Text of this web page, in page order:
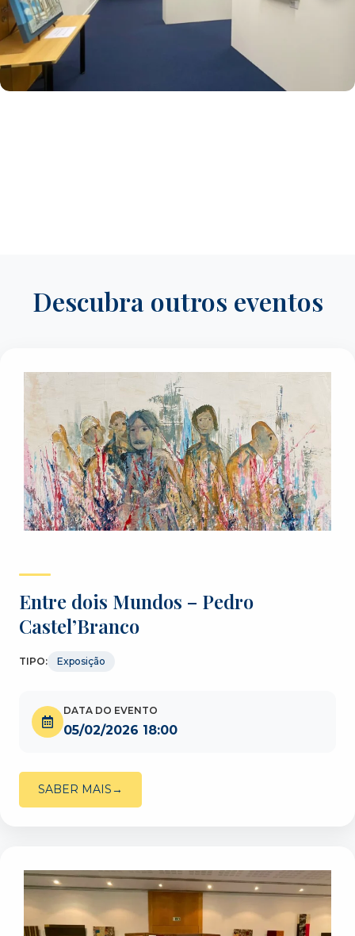
Descubra outros eventos
Entre dois Mundos – Pedro
Castel’Branco
TIPO: Exposição
DATA DO EVENTO
05/02/2026 18:00
SABER MAIS